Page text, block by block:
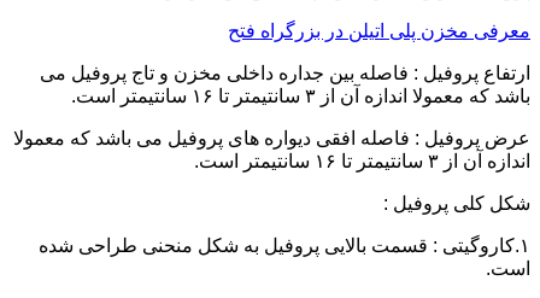
معرفی مخزن پلی اتیلن در بزرگراه فتح
ارتفاع پروفیل : فاصله بین جداره داخلی مخزن و تاج پروفیل می
باشد که معمولا اندازه آن از ۳ سانتیمتر تا ۱۶ سانتیمتر است.
عرض پروفیل : فاصله افقی دیواره های پروفیل می باشد که معمولا
اندازه آن از ۳ سانتیمتر تا ۱۶ سانتیمتر است.
شکل کلی پروفیل :
۱.کاروگیتی : قسمت بالایی پروفیل به شکل منحنی طراحی شده
است.